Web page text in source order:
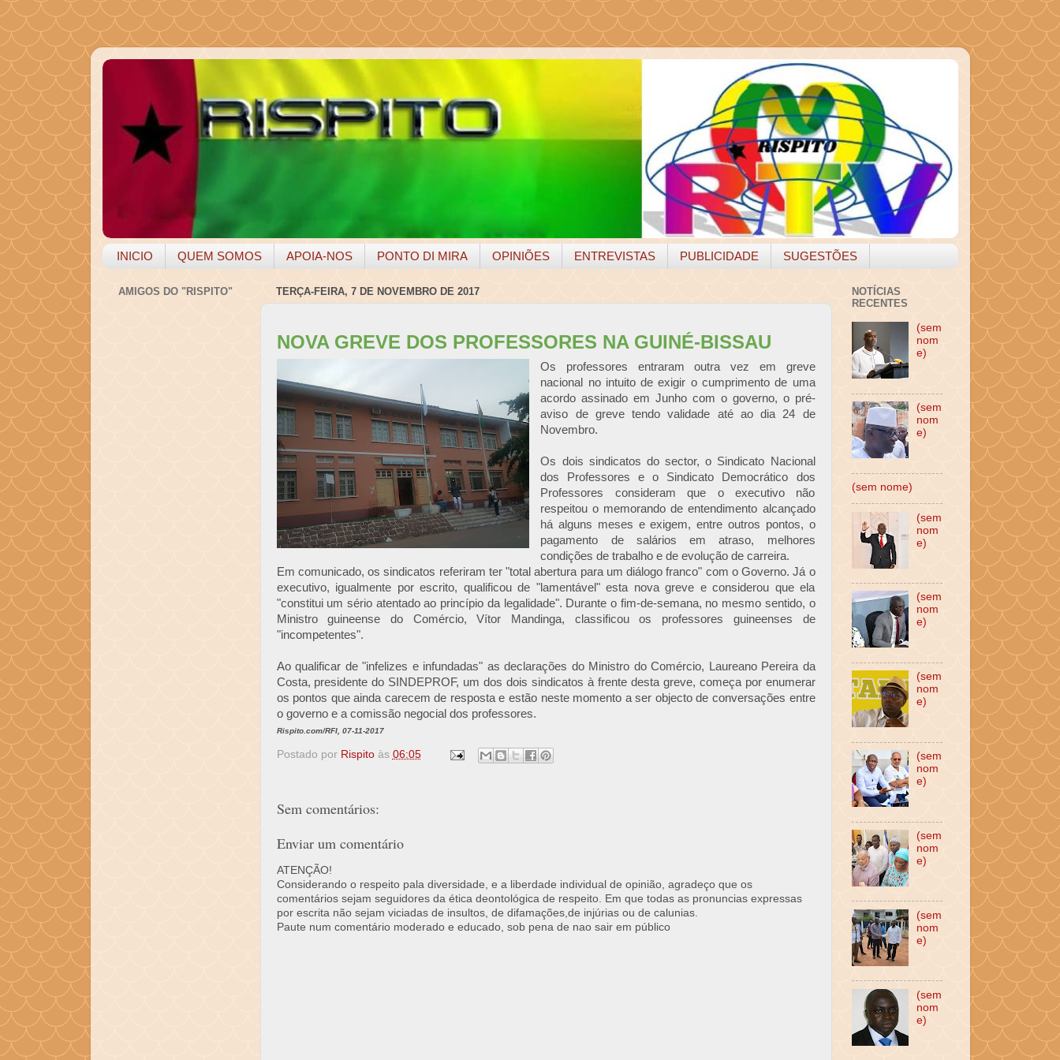
INICIO QUEM SOMOS APOIA-NOS PONTO DI MIRA OPINIÕES ENTREVISTAS PUBLICIDADE SUGESTÕES
TERÇA-FEIRA, 7 DE NOVEMBRO DE 2017
NOVA GREVE DOS PROFESSORES NA GUINÉ-BISSAU
Os professores entraram outra vez em greve
nacional no intuito de exigir o cumprimento de uma
acordo assinado em Junho com o governo, o pré-
aviso de greve tendo validade até ao dia 24 de
Novembro.
Os dois sindicatos do sector, o Sindicato Nacional
dos Professores e o Sindicato Democrático dos
Professores consideram que o executivo não
respeitou o memorando de entendimento alcançado
há alguns meses e exigem, entre outros pontos, o
pagamento de salários em atraso, melhores
condições de trabalho e de evolução de carreira.
Em comunicado, os sindicatos referiram ter "total abertura para um diálogo franco" com o Governo. Já o
executivo, igualmente por escrito, qualificou de "lamentável" esta nova greve e considerou que ela
"constitui um sério atentado ao princípio da legalidade". Durante o fim-de-semana, no mesmo sentido, o
Ministro guineense do Comércio, Vítor Mandinga, classificou os professores guineenses de
"incompetentes".
Ao qualificar de "infelizes e infundadas" as declarações do Ministro do Comércio, Laureano Pereira da
Costa, presidente do SINDEPROF, um dos dois sindicatos à frente desta greve, começa por enumerar
os pontos que ainda carecem de resposta e estão neste momento a ser objecto de conversações entre
o governo e a comissão negocial dos professores.
Rispito.com/RFI, 07-11-2017
Postado por Rispito às 06:05
Sem comentários:
Enviar um comentário
ATENÇÃO!
Considerando o respeito pala diversidade, e a liberdade individual de opinião, agradeço que os
comentários sejam seguidores da ética deontológica de respeito. Em que todas as pronuncias expressas
por escrita não sejam viciadas de insultos, de difamações,de injúrias ou de calunias.
Paute num comentário moderado e educado, sob pena de nao sair em público
AMIGOS DO "RISPITO"
NOTÍCIAS
RECENTES
(sem
nom
e)
(sem
nom
e)
(sem nome)
(sem
nom
e)
(sem
nom
e)
(sem
nom
e)
(sem
nom
e)
(sem
nom
e)
(sem
nom
e)
(sem
nom
e)